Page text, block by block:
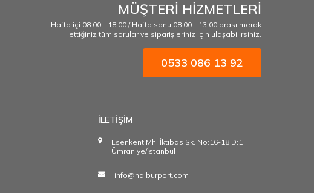
MÜŞTERİ HİZMETLERİ
Hafta içi 08:00 - 18:00 / Hafta sonu 08:00 - 13:00 arası merak
ettiğiniz tüm sorular ve siparişleriniz için ulaşabilirsiniz.
0533 086 13 92
İLETİŞİM
Esenkent Mh. İktibas Sk. No:16-18 D:1
Ümraniye/İstanbul
info@nalburport.com